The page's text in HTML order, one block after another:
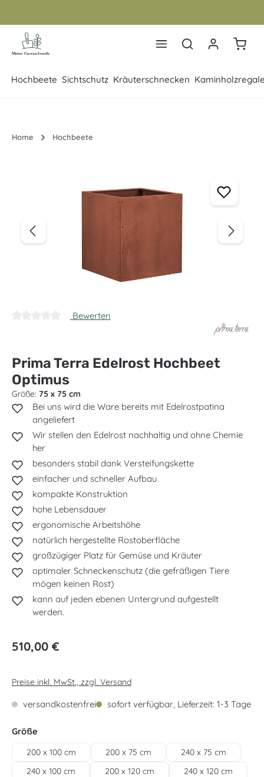
Hochbeete Sichtschutz Kräuterschnecken
Home Hochbeete
Bewerten
Prima Terra Edelrost Hochbeet
Optimus
Größe: 75 x 75 cm
Bei uns wird die Ware bereits mit Edelrostpatina
angeliefert
Wir stellen den Edelrost nachhaltig und ohne Chemie
her
besonders stabil dank Versteifungskette
einfacher und schneller Aufbau
kompakte Konstruktion
hohe Lebensdauer
ergonomische Arbeitshöhe
natürlich hergestellte Rostoberfläche
großzügiger Platz für Gemüse und Kräuter
optimaler Schneckenschutz (die gefräßigen Tiere
mögen keinen Rost)
kann auf jeden ebenen Untergrund aufgestellt
werden.
Regulärer Preis:
510,00 €
Preise inkl. MwSt., zzgl. Versand
versandkostenfrei sofort verfügbar, Lieferzeit: 1-3 Tage
Größeauswählen
200 x 100 cm 200 x 75 cm
240 x 75 cm
240 x 100 cm
200 x 120 cm
240 x 120 cm